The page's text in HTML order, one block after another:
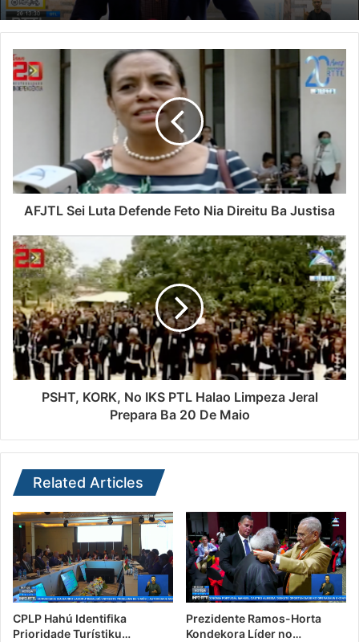
AFJTL Sei Luta Defende Feto Nia Direitu Ba Justisa
PSHT, KORK, No IKS PTL Halao Limpeza Jeral
Prepara Ba 20 De Maio
Related Articles
CPLP Hahú Identifika
Prioridade Turístiku…
Prezidente Ramos-Horta
Kondekora Líder no…